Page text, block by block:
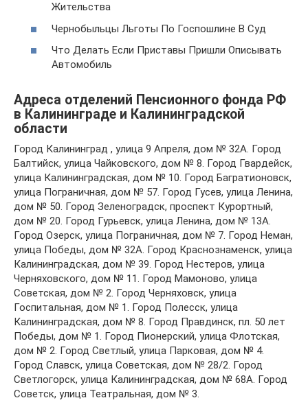
Жительства
Чернобыльцы Льготы По Госпошлине В Суд
Что Делать Если Приставы Пришли Описывать
Автомобиль
Адреса отделений Пенсионного фонда РФ
в Калининграде и Калининградской
области
Город Калининград , улица 9 Апреля, дом № 32А. Город
Балтийск, улица Чайковского, дом № 8. Город Гвардейск,
улица Калининградская, дом № 10. Город Багратионовск,
улица Пограничная, дом № 57. Город Гусев, улица Ленина,
дом № 50. Город Зеленоградск, проспект Курортный,
дом № 20. Город Гурьевск, улица Ленина, дом № 13А.
Город Озерск, улица Пограничная, дом № 7. Город Неман,
улица Победы, дом № 32А. Город Краснознаменск, улица
Калининградская, дом № 39. Город Нестеров, улица
Черняховского, дом № 11. Город Мамоново, улица
Советская, дом № 2. Город Черняховск, улица
Госпитальная, дом № 1. Город Полесск, улица
Калининградская, дом № 8. Город Правдинск, пл. 50 лет
Победы, дом № 1. Город Пионерский, улица Флотская,
дом № 2. Город Светлый, улица Парковая, дом № 4.
Город Славск, улица Советская, дом № 28/2. Город
Светлогорск, улица Калининградская, дом № 68А. Город
Советск, улица Театральная, дом № 3.